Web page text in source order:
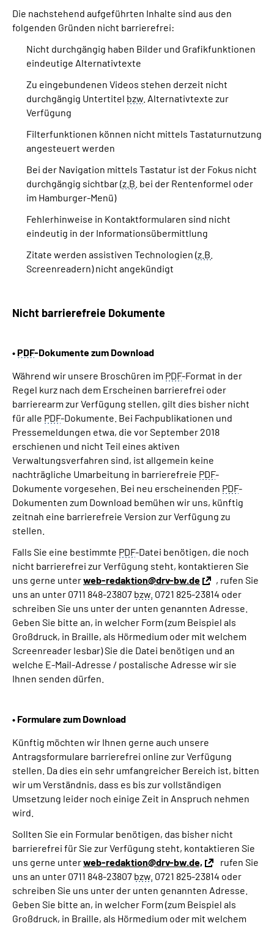
Die nachstehend aufgeführten Inhalte sind aus den
folgenden Gründen nicht barrierefrei:
Nicht durchgängig haben Bilder und Grafikfunktionen
eindeutige Alternativtexte
Zu eingebundenen Videos stehen derzeit nicht
durchgängig Untertitel bzw . Alternativtexte zur
Verfügung
Filterfunktionen können nicht mittels Tastaturnutzung
angesteuert werden
Bei der Navigation mittels Tastatur ist der Fokus nicht
durchgängig sichtbar (z.B. bei der Rentenformel oder
im Hamburger-Menü)
Fehlerhinweise in Kontaktformularen sind nicht
eindeutig in der Informationsübermittlung
Zitate werden assistiven Technologien (z.B.
Screenreadern) nicht angekündigt
Nicht barrierefreie Dokumente
•PDF-Dokumente zum Download
Während wir unsere Broschüren im PDF-Format in der
Regel kurz nach dem Erscheinen barrierefrei oder
barrierearm zur Verfügung stellen, gilt dies bisher nicht
für alle PDF-Dokumente. Bei Fachpublikationen und
Pressemeldungen etwa, die vor September 2018
erschienen und nicht Teil eines aktiven
Verwaltungsverfahren sind, ist allgemein keine
nachträgliche Umarbeitung in barrierefreie PDF-
Dokumente vorgesehen. Bei neu erscheinenden PDF-
Dokumenten zum Download bemühen wir uns, künftig
zeitnah eine barrierefreie Version zur Verfügung zu
stellen.
Falls Sie eine bestimmte PDF-Datei benötigen, die noch
nicht barrierefrei zur Verfügung steht, kontaktieren Sie
uns gerne unterweb-redaktion@drv-bw.de
, rufen Sie
uns an unter 0711 848-23807 bzw. 0721 825-23814 oder
schreiben Sie uns unter der unten genannten Adresse.
Geben Sie bitte an, in welcher Form (zum Beispiel als
Großdruck, in Braille, als Hörmedium oder mit welchem
Screenreader lesbar) Sie die Datei benötigen und an
welche E-Mail-Adresse / postalische Adresse wir sie
Ihnen senden dürfen.
• Formulare zum Download
Künftig möchten wir Ihnen gerne auch unsere
Antragsformulare barrierefrei online zur Verfügung
stellen. Da dies ein sehr umfangreicher Bereich ist, bitten
wir um Verständnis, dass es bis zur vollständigen
Umsetzung leider noch einige Zeit in Anspruch nehmen
wird.
Sollten Sie ein Formular benötigen, das bisher nicht
barrierefrei für Sie zur Verfügung steht, kontaktieren Sie
uns gerne unterweb-redaktion@drv-bw.de,
rufen Sie
uns an unter 0711 848-23807 bzw. 0721 825-23814 oder
schreiben Sie uns unter der unten genannten Adresse.
Geben Sie bitte an, in welcher Form (zum Beispiel als
Großdruck, in Braille, als Hörmedium oder mit welchem